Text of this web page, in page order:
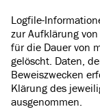
Logfile-
zur Aufklärung
für die Dauer von
gelöscht. Daten,
Beweiszwecken
Klärung des
ausgenommen.